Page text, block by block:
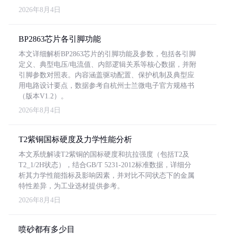
2026年8月4日
BP2863芯片各引脚功能
本文详细解析BP2863芯片的引脚功能及参数，包括各引脚
定义、典型电压/电流值、内部逻辑关系等核心数据，并附
引脚参数对照表。内容涵盖驱动配置、保护机制及典型应
用电路设计要点，数据参考自杭州士兰微电子官方规格书
（版本V1.2）。
2026年8月4日
T2紫铜国标硬度及力学性能分析
本文系统解读T2紫铜的国标硬度和抗拉强度（包括T2及
T2_1/2H状态），结合GB/T 5231-2012标准数据，详细分
析其力学性能指标及影响因素，并对比不同状态下的金属
特性差异，为工业选材提供参考。
2026年8月4日
喷砂都有多少目